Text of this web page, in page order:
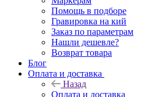
Помощь в подборе
Гравировка на кий
Заказ по параметрам
Нашли дешевле?
Возврат товара
Блог
Оплата и доставка
Назад
Оплата и доставка